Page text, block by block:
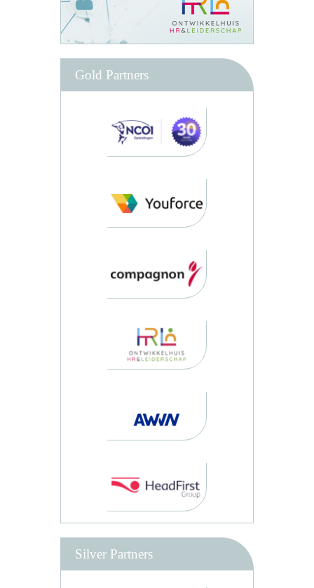
Gold Partners
Silver Partners